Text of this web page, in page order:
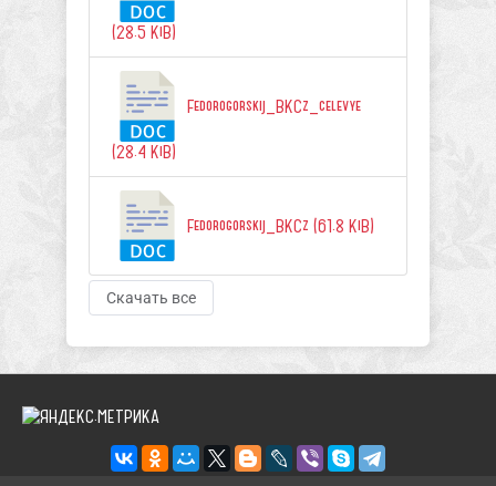
(28.5 KiB)
Fedorogorskij_BKCz_celevye
(28.4 KiB)
Fedorogorskij_BKCz (61.8 KiB)
Скачать все